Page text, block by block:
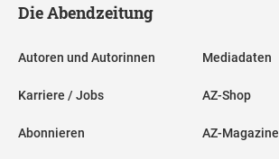
Die Abendzeitung
Autoren und Autorinnen
Karriere / Jobs
Abonnieren
Mediadaten
AZ-Shop
AZ-Magazine